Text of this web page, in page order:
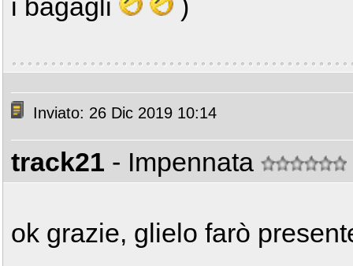
i bagagli )
Inviato: 26 Dic 2019 10:14
track21 - Impennata
ok grazie, glielo farò